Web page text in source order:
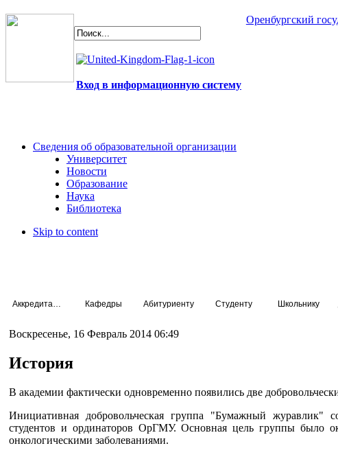
Оренбургский
Вход в информационную систему
Сведения об образовательной организации
Университет
Новости
Образование
Наука
Библиотека
Skip to content
Кафедры Абитуриенту Студенту Школьнику
Воскресенье, 16 Февраль 2014 06:49
История
В академии фактически одновременно появились две
Инициативная добровольческая группа "Бумажный журавлик"
студентов и ординаторов ОрГМУ. Основная цель группы было
онкологическими заболеваниями.